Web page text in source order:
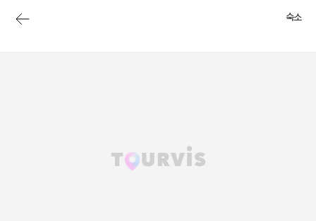
숙소